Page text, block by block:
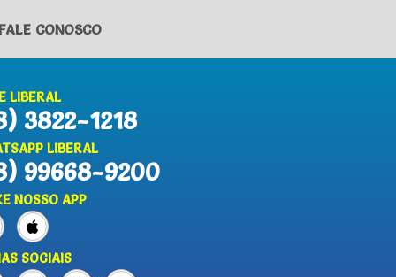
CONOSCO
LIBERAL
3822-1218
LIBERAL
99668-9200
NOSSO APP
SOCIAIS